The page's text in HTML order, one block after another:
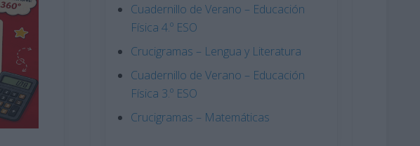
Cuadernillo de Verano – Educación
Física 4.º ESO
Crucigramas – Lengua y Literatura
Cuadernillo de Verano – Educación
Física 3.º ESO
Crucigramas – Matemáticas